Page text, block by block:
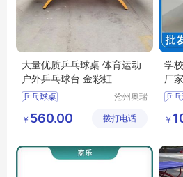
大量优质乒乓球桌 体育运动
户外乒乓球台 金彩虹
乒乓球桌
金彩虹乒乓球台
乒乓球桌批发
沧州奥瑞
制造有限
￥ 560.00 拨打电话
学
厂
乒
学
￥